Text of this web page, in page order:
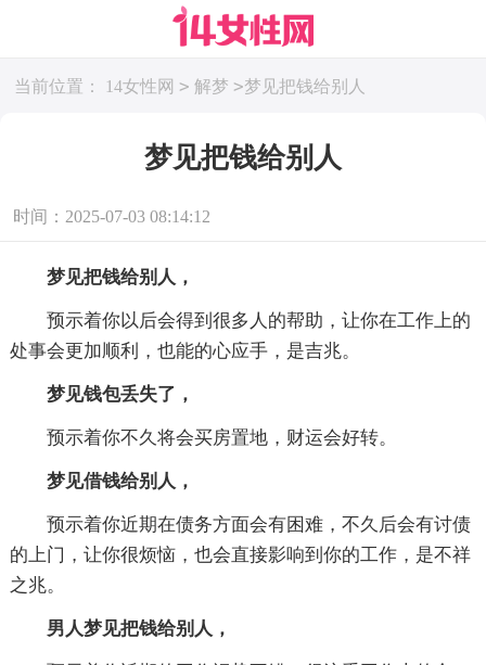
当前位置： 14女性网 > 解梦 >梦见把钱给别人
梦见把钱给别人
时间：2025-07-03 08:14:12
梦见把钱给别人，
预示着你以后会得到很多人的帮助，让你在工作上的
处事会更加顺利，也能的心应手，是吉兆。
梦见钱包丢失了，
预示着你不久将会买房置地，财运会好转。
梦见借钱给别人，
预示着你近期在债务方面会有困难，不久后会有讨债
的上门，让你很烦恼，也会直接影响到你的工作，是不祥
之兆。
男人梦见把钱给别人，